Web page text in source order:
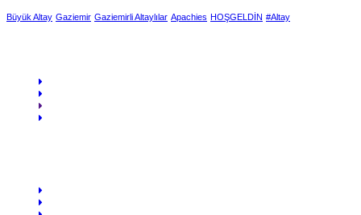
Büyük Altay Gaziemir Gaziemirli Altaylılar Apachies HOŞGELDİN #Altay